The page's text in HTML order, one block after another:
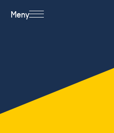
Meny